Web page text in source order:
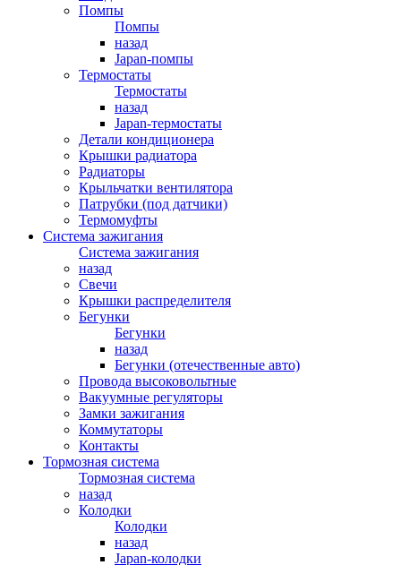
Помпы
Помпы
назад
Japan-помпы
Термостаты
Термостаты
назад
Japan-термостаты
Детали кондиционера
Крышки радиатора
Радиаторы
Крыльчатки вентилятора
Патрубки (под датчики)
Термомуфты
Система зажигания
Система зажигания
назад
Свечи
Крышки распределителя
Бегунки
Бегунки
назад
Бегунки (отечественные авто)
Провода высоковольтные
Вакуумные регуляторы
Замки зажигания
Коммутаторы
Контакты
Тормозная система
Тормозная система
назад
Колодки
Колодки
назад
Japan-колодки